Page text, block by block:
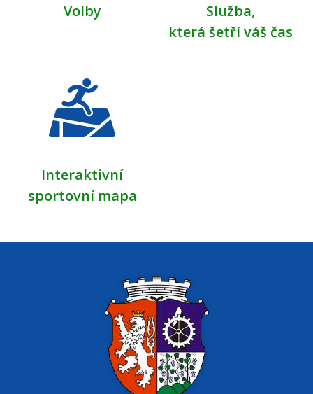
Volby
Služba,
která šetří váš čas
Interaktivní
sportovní mapa